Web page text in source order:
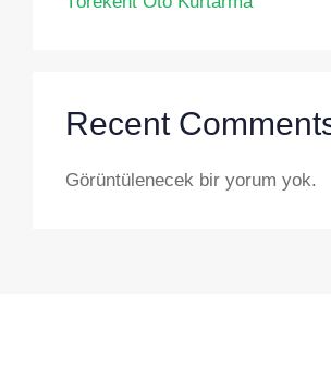
Recent
Görüntülenecek bir yorum yok.